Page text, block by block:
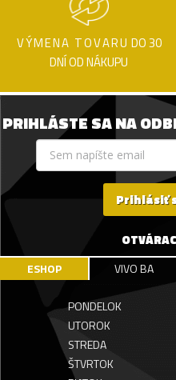
VÝMENA TOVARU DO 30
DNÍ OD NÁKUPU
PRIHLÁSTE SA NA
Prihlásiť
ESHOP VIVO BA
PONDELOK
UTOROK
STREDA
ŠTVRTOK